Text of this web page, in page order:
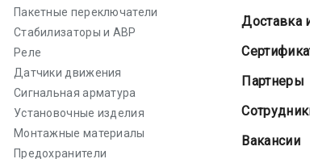
Пакетные переключатели
Стабилизаторы и АВР
Реле
Датчики движения
Сигнальная арматура
Установочные изделия
Монтажные материалы
Предохранители
Доставка
Партнеры
Вакансии